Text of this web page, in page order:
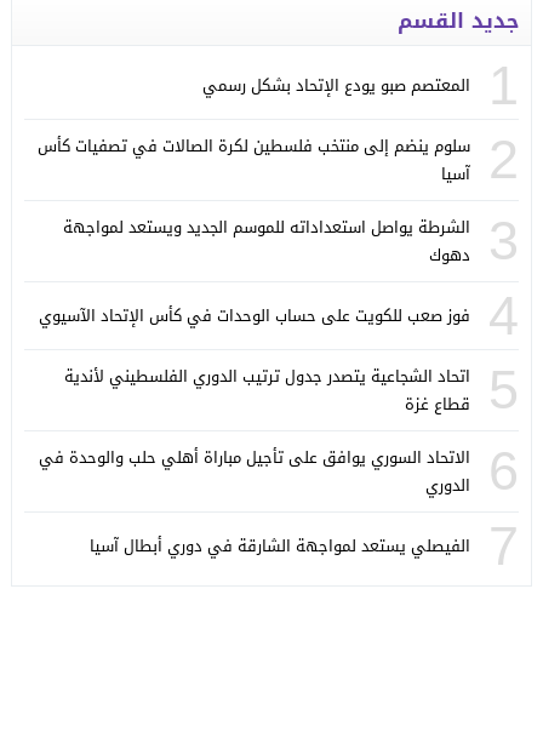
جديد القسم
1 المعتصم صبو يودع الإتحاد بشكل رسمي
2
سلوم ينضم إلى منتخب فلسطين لكرة الصالات في تصفيات كأس
آسيا
3
الشرطة يواصل استعداداته للموسم الجديد ويستعد لمواجهة
دهوك
4 فوز صعب للكويت على حساب الوحدات في كأس الإتحاد الآسيوي
5
اتحاد الشجاعية يتصدر جدول ترتيب الدوري الفلسطيني لأندية
قطاع غزة
6
الاتحاد السوري يوافق على تأجيل مباراة أهلي حلب والوحدة في
الدوري
7 الفيصلي يستعد لمواجهة الشارقة في دوري أبطال آسيا